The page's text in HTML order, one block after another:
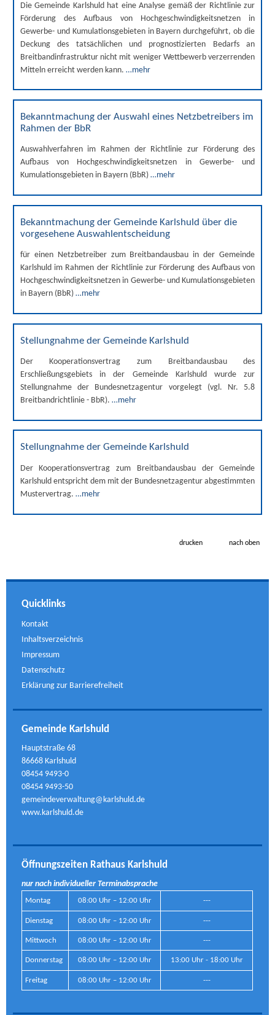
Die Gemeinde Karlshuld hat eine Analyse gemäß der Richtlinie zur
Förderung des Aufbaus von Hochgeschwindigkeitsnetzen in
Gewerbe- und Kumulationsgebieten in Bayern durchgeführt, ob die
Deckung des tatsächlichen und prognostizierten Bedarfs an
Breitbandinfrastruktur nicht mit weniger Wettbewerb verzerrenden
Mitteln erreicht werden kann. …mehr
Bekanntmachung der Auswahl eines Netzbetreibers im
Rahmen der BbR
Auswahlverfahren im Rahmen der Richtlinie zur Förderung des
Aufbaus von Hochgeschwindigkeitsnetzen in Gewerbe- und
Kumulationsgebieten in Bayern (BbR) …mehr
Bekanntmachung der Gemeinde Karlshuld über die
vorgesehene Auswahlentscheidung
für einen Netzbetreiber zum Breitbandausbau in der Gemeinde
Karlshuld im Rahmen der Richtlinie zur Förderung des Aufbaus von
Hochgeschwindigkeitsnetzen in Gewerbe- und Kumulationsgebieten
in Bayern (BbR) …mehr
Stellungnahme der Gemeinde Karlshuld
Der Kooperationsvertrag zum Breitbandausbau des
Erschließungsgebiets in der Gemeinde Karlshuld wurde zur
Stellungnahme der Bundesnetzagentur vorgelegt (vgl. Nr. 5.8
Breitbandrichtlinie - BbR). …mehr
Stellungnahme der Gemeinde Karlshuld
Der Kooperationsvertrag zum Breitbandausbau der Gemeinde
Karlshuld entspricht dem mit der Bundesnetzagentur abgestimmten
Mustervertrag. …mehr
drucken nach oben
Quicklinks
Kontakt
Inhaltsverzeichnis
Impressum
Datenschutz
Erklärung zur Barrierefreiheit
Gemeinde Karlshuld
Hauptstraße 68
86668 Karlshuld
08454 9493-0
08454 9493-50
gemeindeverwaltung@karlshuld.de
www.karlshuld.de
Öffnungszeiten Rathaus Karlshuld
nur nach individueller Terminabsprache
Montag 08:00 Uhr – 12:00 Uhr ---
Dienstag 08:00 Uhr – 12:00 Uhr ---
Mittwoch 08:00 Uhr – 12:00 Uhr ---
Donnerstag 08:00 Uhr – 12:00 Uhr 13:00 Uhr - 18:00 Uhr
Freitag 08:00 Uhr – 12:00 Uhr ---